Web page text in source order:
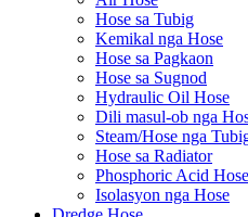
Hose sa Tubig
Kemikal nga Hose
Hose sa Pagkaon
Hose sa Sugnod
Hydraulic Oil Hose
Dili masul-ob nga
Steam/Hose nga
Hose sa Radiator
Phosphoric Acid Hose
Isolasyon nga Hose